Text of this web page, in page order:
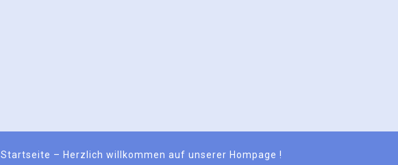
Startseite – Herzlich willkommen auf unserer Hompage !